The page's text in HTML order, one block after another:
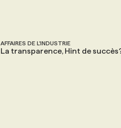
AFFAIRES DE L'INDUSTRIE
La transparence, Hint de